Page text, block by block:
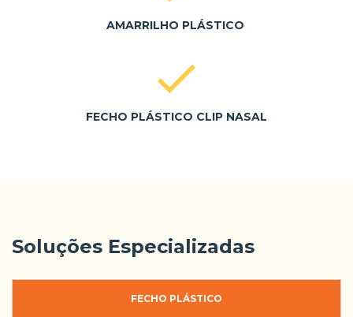
AMARRILHO PLÁSTICO
FECHO PLÁSTICO CLIP NASAL
Soluções Especializadas
FECHO PLÁSTICO